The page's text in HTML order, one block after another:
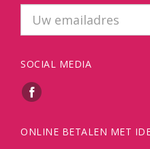
SOCIAL MEDIA
ONLINE BETALEN MET